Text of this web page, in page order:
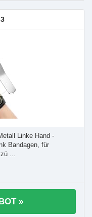
3
Linke Hand -
Bandagen, für
...
»